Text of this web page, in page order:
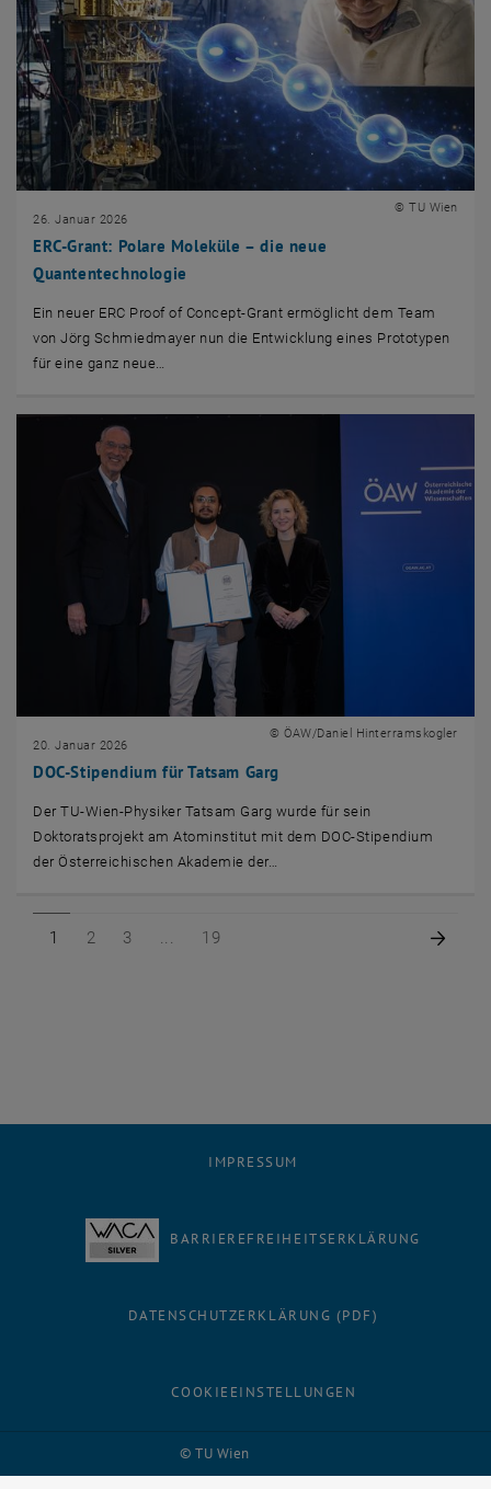
ERC-Grant: Polare Moleküle – die neue
Quantentechnologie
26. Januar 2026
© TU Wien
Ein neuer ERC Proof of Concept-Grant ermöglicht dem Team
von Jörg Schmiedmayer nun die Entwicklung eines Prototypen
für eine ganz neue…
DOC-Stipendium für Tatsam Garg
20. Januar 2026
© ÖAW/Daniel Hinterramskogler
Der TU-Wien-Physiker Tatsam Garg wurde für sein
Doktoratsprojekt am Atominstitut mit dem DOC-Stipendium
der Österreichischen Akademie der…
Seite 1 von 19
1 Seite 2 von 19
2 Seite 3 von 19
3 Seite 19 von 19
19
© TU Wien
IMPRESSUM
BARRIEREFREIHEITSERKLÄRUNG
DATENSCHUTZERKLÄRUNG (PDF)
COOKIEEINSTELLUNGEN